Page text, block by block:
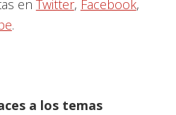
en Twitter, Facebook,
.
a los temas